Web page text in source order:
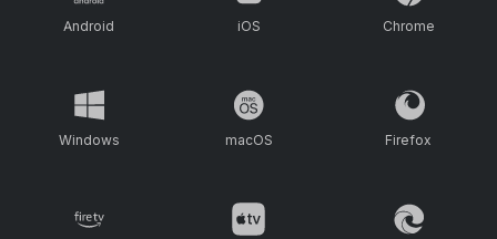
Android iOS Chrome
Windows macOS Firefox